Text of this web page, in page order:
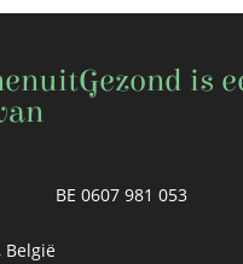
is
België
BE 0607 981 053